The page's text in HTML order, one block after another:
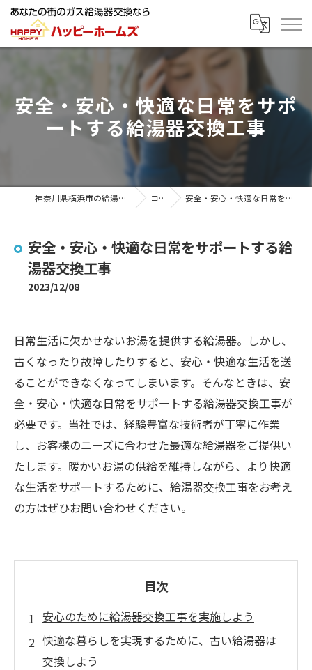
安全・安心・快適な日常をサポ
ートする給湯器交換工事
神奈川県横浜市の給湯器ならハッピーホームズ コラム 安全・安心・快適な日常をサポートする給湯器交換工事
安全・安心・快適な日常をサポートする給
湯器交換工事
2023/12/08
日常生活に欠かせないお湯を提供する給湯器。しかし、
古くなったり故障したりすると、安心・快適な生活を送
ることができなくなってしまいます。そんなときは、安
全・安心・快適な日常をサポートする給湯器交換工事が
必要です。当社では、経験豊富な技術者が丁寧に作業
し、お客様のニーズに合わせた最適な給湯器をご提供い
たします。暖かいお湯の供給を維持しながら、より快適
な生活をサポートするために、給湯器交換工事をお考え
の方はぜひお問い合わせください。
目次
安心のために給湯器交換工事を実施しよう
快適な暮らしを実現するために、古い給湯器は
交換しよう